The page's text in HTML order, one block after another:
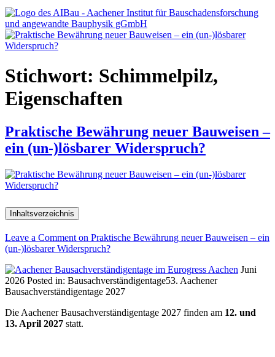
AIBau – Aachener Institut für Bauschadensforschung und
Stichwort: Schimmelpilz,
Eigenschaften
Praktische Bewährung neuer Bauweisen –
ein (un-)lösbarer Widerspruch?
Inhaltsverzeichnis
Leave a Comment on Praktische Bewährung neuer Bauweisen – ein
(un-)lösbarer Widerspruch?
Juni
2026 Posted in: Bausachverständigentage53. Aachener
Bausachverständigentage 2027
Die Aachener Bausachverständigentage 2027 finden am 12. und
13. April 2027 statt.